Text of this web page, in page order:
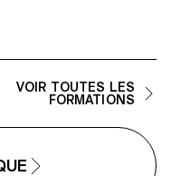
VOIR TOUTES LES
FORMATIONS